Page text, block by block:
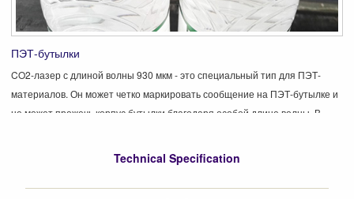
ПЭТ-бутылки
CO2-лазер с длиной волны 930 мкм - это специальный тип для ПЭТ-
материалов. Он может четко маркировать сообщение на ПЭТ-бутылке и
не может прожечь корпус бутылки благодаря особой длине волны. В
Technical Specification